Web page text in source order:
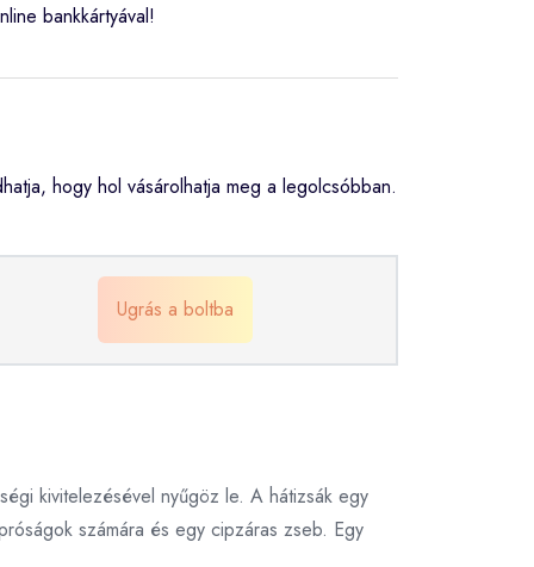
bankkártyával!
hogy hol vásárolhatja meg a legolcsóbban.
Ugrás a boltba
kivitelezésével nyűgöz le. A hátizsák egy
számára és egy cipzáras zseb. Egy